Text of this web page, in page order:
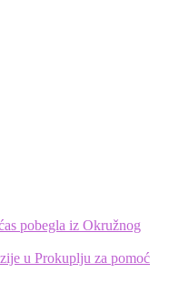
pobegla iz Okružnog
u Prokuplju za pomoć